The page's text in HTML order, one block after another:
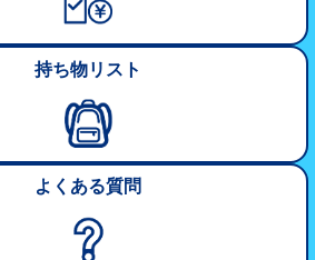
持ち物リスト
よくある質問